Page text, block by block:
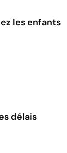
les enfants
délais